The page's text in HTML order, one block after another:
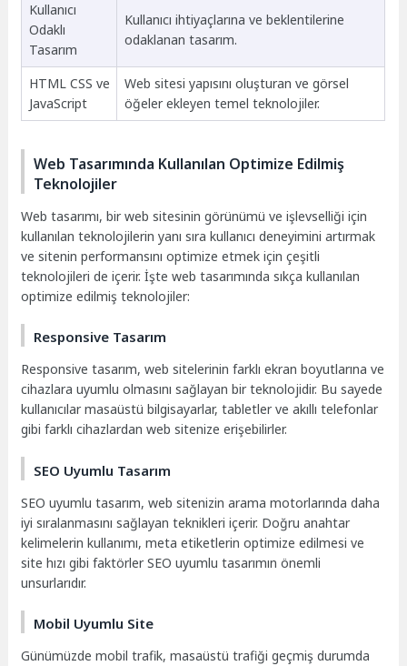
Kullanıcı
Odaklı
Tasarım
Kullanıcı ihtiyaçlarına ve beklentilerine
odaklanan tasarım.
HTML CSS ve
JavaScript
Web sitesi yapısını oluşturan ve görsel
öğeler ekleyen temel teknolojiler.
Web Tasarımında Kullanılan Optimize Edilmiş
Teknolojiler
Web tasarımı, bir web sitesinin görünümü ve işlevselliği için
kullanılan teknolojilerin yanı sıra kullanıcı deneyimini artırmak
ve sitenin performansını optimize etmek için çeşitli
teknolojileri de içerir. İşte web tasarımında sıkça kullanılan
optimize edilmiş teknolojiler:
Responsive Tasarım
Responsive tasarım, web sitelerinin farklı ekran boyutlarına ve
cihazlara uyumlu olmasını sağlayan bir teknolojidir. Bu sayede
kullanıcılar masaüstü bilgisayarlar, tabletler ve akıllı telefonlar
gibi farklı cihazlardan web sitenize erişebilirler.
SEO Uyumlu Tasarım
SEO uyumlu tasarım, web sitenizin arama motorlarında daha
iyi sıralanmasını sağlayan teknikleri içerir. Doğru anahtar
kelimelerin kullanımı, meta etiketlerin optimize edilmesi ve
site hızı gibi faktörler SEO uyumlu tasarımın önemli
unsurlarıdır.
Mobil Uyumlu Site
Günümüzde mobil trafik, masaüstü trafiği geçmiş durumda